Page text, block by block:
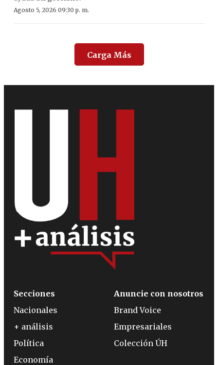
Agosto 5, 2026 09:30 p. m.
Carga Más
Secciones
Nacionales
+ análisis
Política
Economía
Anuncie con nosotros
Brand Voice
Empresariales
Colección ÚH